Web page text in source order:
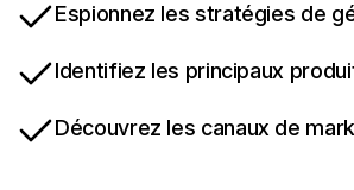
Espionnez les stratégies de
Identifiez les principaux
Découvrez les canaux de